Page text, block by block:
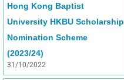
Hong Kong Baptist
University HKBU Scholarship
Nomination Scheme
(2023/24)
31/10/2022